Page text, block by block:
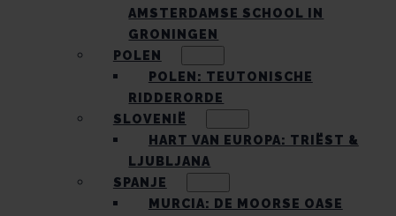
AMSTERDAMSE SCHOOL IN
GRONINGEN
POLEN
POLEN: TEUTONISCHE
RIDDERORDE
SLOVENIË
HART VAN EUROPA: TRIËST &
LJUBLJANA
SPANJE
MURCIA: DE MOORSE OASE